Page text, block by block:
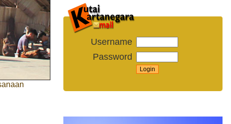
Username
Password